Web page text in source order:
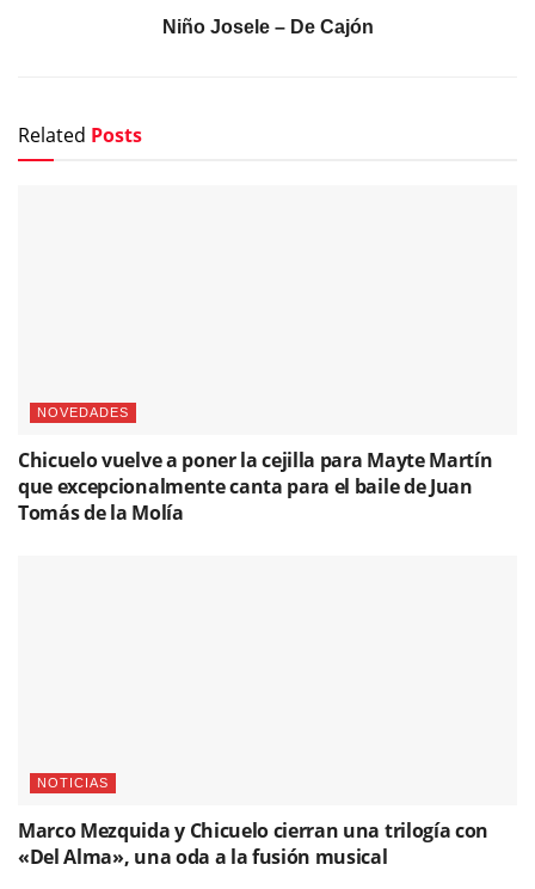
Niño Josele – De Cajón
Related Posts
NOVEDADES
Chicuelo vuelve a poner la cejilla para Mayte Martín
que excepcionalmente canta para el baile de Juan
Tomás de la Molía
NOTICIAS
Marco Mezquida y Chicuelo cierran una trilogía con
«Del Alma», una oda a la fusión musical